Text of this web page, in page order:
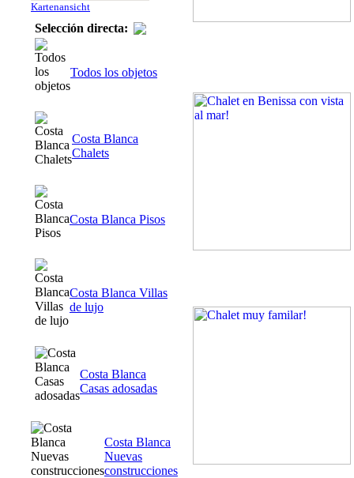
Kartenansicht
Selección directa:
Todos los objetos
Costa Blanca
Chalets
Costa Blanca Pisos
Costa Blanca Villas
de lujo
Costa Blanca
Casas adosadas
Costa Blanca
Nuevas
construcciones